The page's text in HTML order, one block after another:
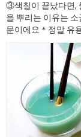
③색칠이 끝났다면,
을 뿌리는 이유는
문이에요＊정말 유